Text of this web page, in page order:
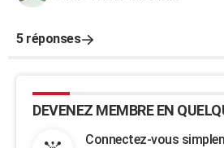
5 réponses
DEVENEZ MEMBRE EN
Connectez-vous